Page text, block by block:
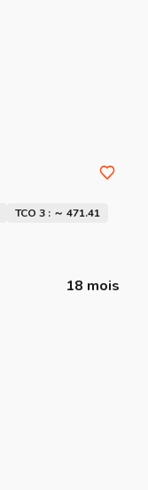
TCO 3 : ～ 471.41
18 mois